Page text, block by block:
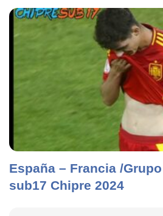
España – Francia /
sub17 Chipre 2024